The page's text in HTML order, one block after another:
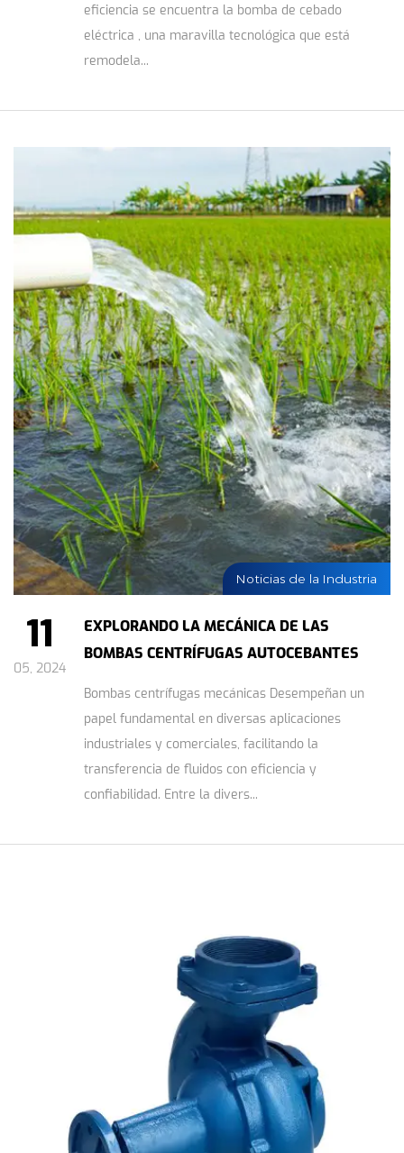
eficiencia se encuentra la bomba de cebado
eléctrica , una maravilla tecnológica que está
remodela...
Noticias de la Industria
11
05, 2024
EXPLORANDO LA MECÁNICA DE LAS
BOMBAS CENTRÍFUGAS AUTOCEBANTES
Bombas centrífugas mecánicas Desempeñan un
papel fundamental en diversas aplicaciones
industriales y comerciales, facilitando la
transferencia de fluidos con eficiencia y
confiabilidad. Entre la divers...